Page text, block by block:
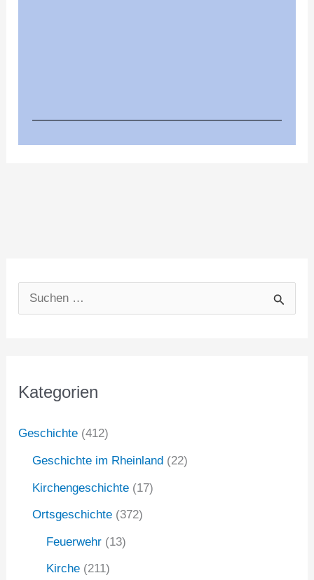
e
Kategorien
Geschichte (412)
Geschichte im Rheinland (22)
Kirchengeschichte (17)
Ortsgeschichte (372)
Feuerwehr (13)
Kirche (211)